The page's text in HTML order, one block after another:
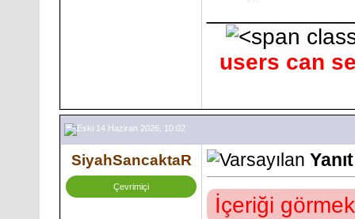
users can
14 Haziran 2026, 10:02
SiyahSancaktaR
Çevrimiçi
İçeriği